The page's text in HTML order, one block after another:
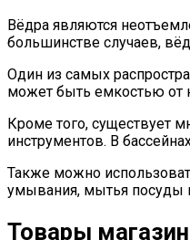
Вёдра являются
большинстве случаев,
Один из самых
может быть емкостью от
Кроме того, существует
инструментов. В
Также можно
умывания, мытья посуды
Товары